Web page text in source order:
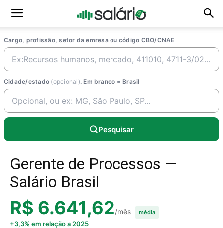
Cargo, profissão, setor da emresa ou código CBO/CNAE
Cidade/estado (opcional). Em branco = Brasil
Pesquisar
Gerente de Processos —
Salário Brasil
R$ 6.641,62/mês média
+3,3% em relação a 2025